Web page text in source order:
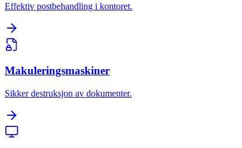
Effektiv postbehandling i kontoret.
Makuleringsmaskiner
Sikker destruksjon av dokumenter.